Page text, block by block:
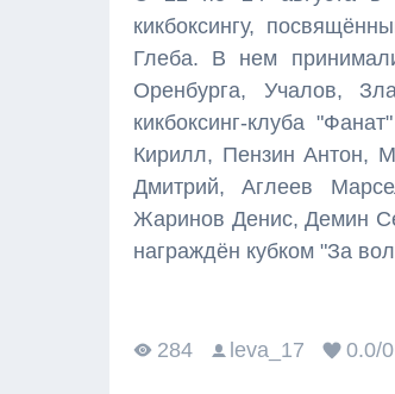
кикбоксингу,
Глеба. В нем
Оренбурга, Учалов,
кикбоксинг-клуба
Кирилл, Пензин Антон,
Дмитрий, Аглеев
Жаринов Денис, Демин
награждён кубком "За
284 leva_17 0.0/0